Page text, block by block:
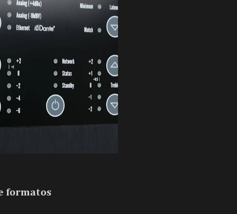
formatos